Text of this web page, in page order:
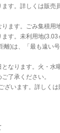
す。詳しくは販売
ます。ごみ集積用
す。未利用地(3.03
)は、「最も遠い
なります。火・水
了承ください。
ざいます。詳しく